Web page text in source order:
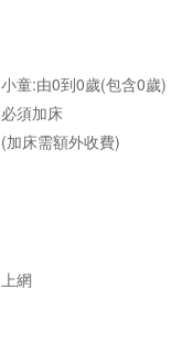
小童:由0到0歲(包含0歲)
必須加床
(加床需額外收費)
上網